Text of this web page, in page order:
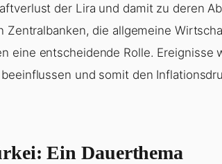
der Lira und damit zu deren
Zentralbanken, die allgemeine
eine entscheidende Rolle. Ereignisse
und somit den
Ein Dauerthema